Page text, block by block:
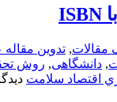
مقالات, تدوین
, دانشگاهی, روش
اقتصاد سلامت